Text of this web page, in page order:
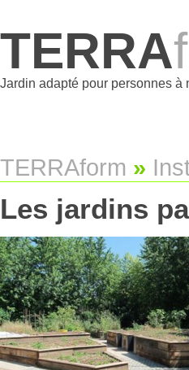
TERRA
Jardin adapté pour personnes à
TERRAform »
Les jardins